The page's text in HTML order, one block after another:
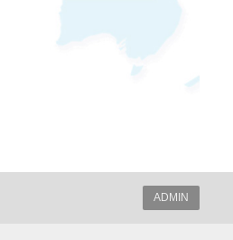
ADMIN